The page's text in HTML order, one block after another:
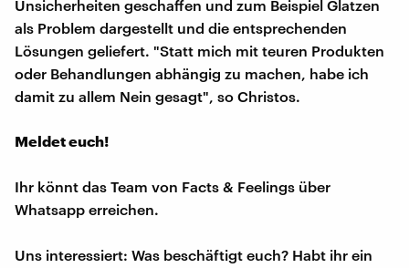
Unsicherheiten geschaffen und zum Beispiel Glatzen
als Problem dargestellt und die entsprechenden
Lösungen geliefert. "Statt mich mit teuren Produkten
oder Behandlungen abhängig zu machen, habe ich
damit zu allem Nein gesagt", so Christos.
Meldet euch!
Ihr könnt das Team von Facts & Feelings über
Whatsapp erreichen.
Uns interessiert: Was beschäftigt euch? Habt ihr ein